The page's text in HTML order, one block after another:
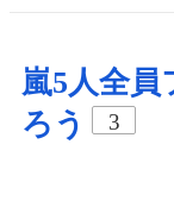
嵐5人全
ろう
3